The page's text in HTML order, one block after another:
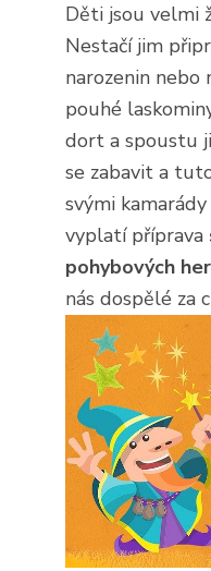
Děti jsou velmi
Nestačí jim
narozenin nebo
pouhé
dort a spoustu
se zabavit a
svými
vyplatí příprava
pohybových her
nás dospělé za